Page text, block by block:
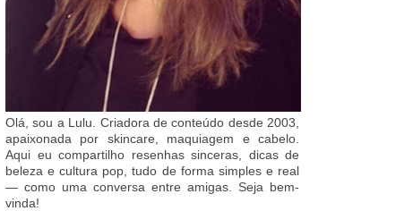
Olá, sou a Lulu. Criadora de conteúdo desde 2003,
apaixonada por skincare, maquiagem e cabelo.
Aqui eu compartilho resenhas sinceras, dicas de
beleza e cultura pop, tudo de forma simples e real
— como uma conversa entre amigas. Seja bem-
vinda!